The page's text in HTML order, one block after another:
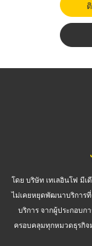
โดย บริษัท เทเลอินโฟ มีเ
ไม่เคยหยุดพัฒนาบริการ
บริการ จากผู้ประกอบก
ครอบคลุมทุกหมวดธุรกิจ